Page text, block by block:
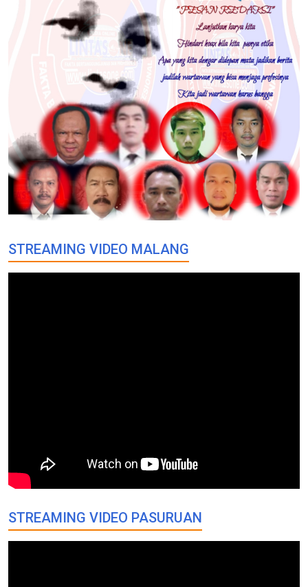
STREAMING VIDEO MALANG
STREAMING VIDEO PASURUAN